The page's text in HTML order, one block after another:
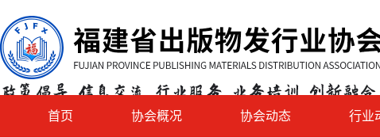
首页 协会概况 协会动态 行业